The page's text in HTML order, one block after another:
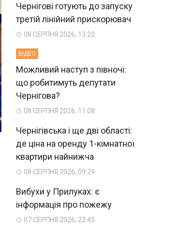
Чернігові готують до запуску
третій лінійний прискорювач
08 СЕРПНЯ 2026, 13:22
ВIДЕО
Можливий наступ з півночі:
що робитимуть депутати
Чернігова?
08 СЕРПНЯ 2026, 11:08
Чернігівська і ще дві області:
де ціна на оренду 1-кімнатної
квартири найнижча
08 СЕРПНЯ 2026, 09:29
Вибухи у Прилуках: є
інформація про пожежу
07 СЕРПНЯ 2026, 23:45